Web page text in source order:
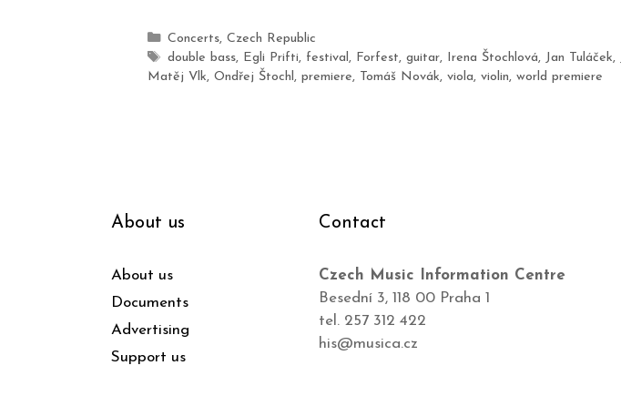
Concerts, Czech Republic
double bass, Egli Prifti, festival , Forfest, guitar, Irena Štochlová, Jan Tuláček,
Matěj Vlk, Ondřej Štochl , premiere, Tomáš Novák, viola, violin, world premiere
About us
About us
Documents
Advertising
Support us
Contact
Czech Music Information Centre
Besední 3, 118 00 Praha 1
tel. 257 312 422
his@musica.cz